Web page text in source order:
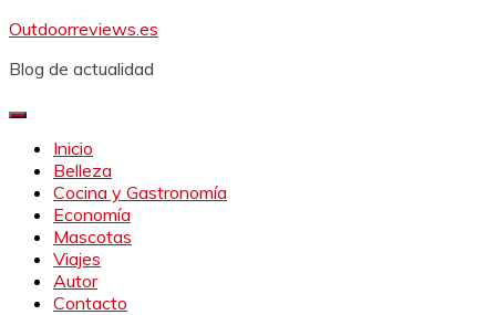
Saltar
contenido
Outdoorreviews.es
Blog de actualidad
Inicio
Belleza
Cocina y Gastronomía
Economía
Mascotas
Viajes
Autor
Contacto